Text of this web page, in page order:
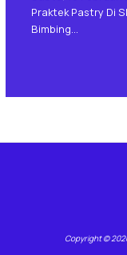
Praktek Pastry Di
Bimbing…
Copyright ©